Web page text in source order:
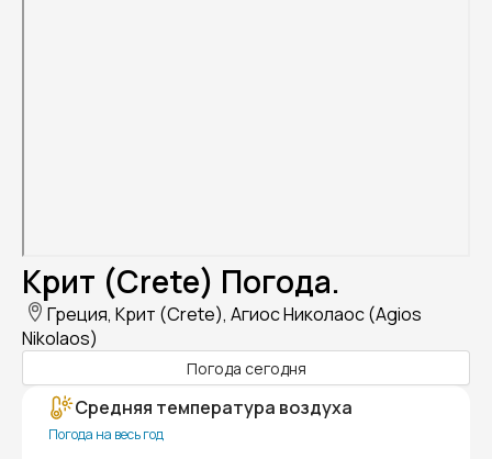
Крит (Crete) Погода.
Греция, Крит (Crete), Агиос Николаос (Agios
Nikolaos)
Погода сегодня
Средняя температура воздуха
Погода на весь год